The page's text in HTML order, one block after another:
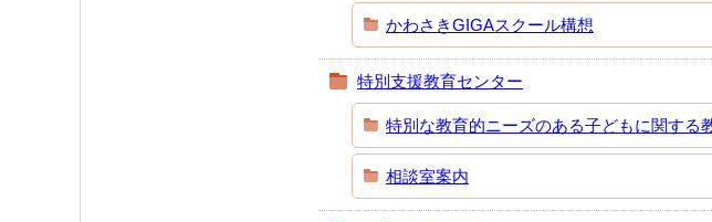
かわさきGIGAスクール構想
特別支援教育センター
特別な教育的ニーズのある子どもに関する
相談室案内